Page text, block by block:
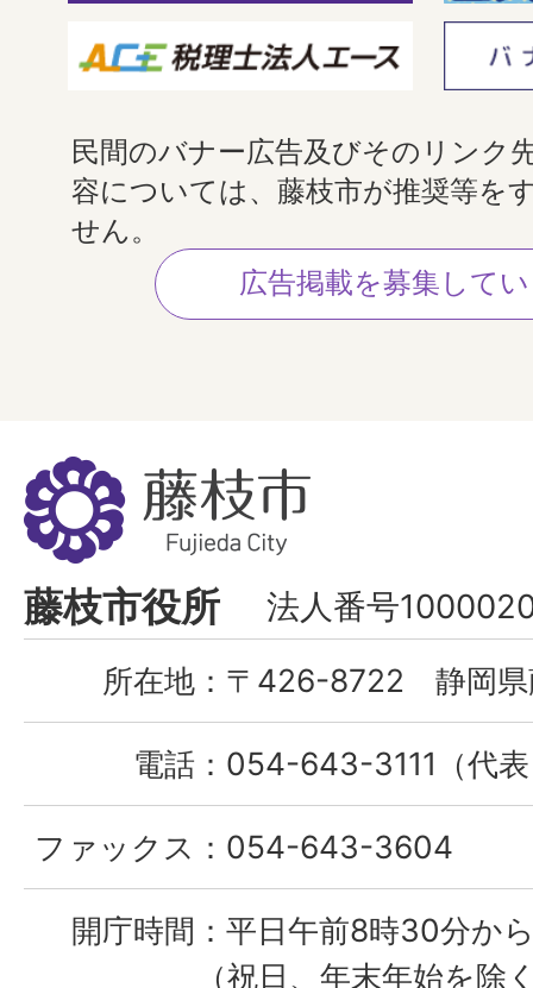
民間のバナー広告及びそのリンク
容については、藤枝市が推奨等を
せん。
広告掲載を募集して
藤
枝
市
Fujieda
City
藤枝市役所 法人番号
所在地： 〒426-8722 静岡県
電話： 054-643-3111（代
ファックス： 054-643-3604
開庁時間： 平日午前8時30分か
（祝日、年末年始を除